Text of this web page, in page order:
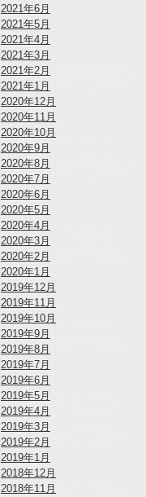
2021年6月
2021年5月
2021年4月
2021年3月
2021年2月
2021年1月
2020年12月
2020年11月
2020年10月
2020年9月
2020年8月
2020年7月
2020年6月
2020年5月
2020年4月
2020年3月
2020年2月
2020年1月
2019年12月
2019年11月
2019年10月
2019年9月
2019年8月
2019年7月
2019年6月
2019年5月
2019年4月
2019年3月
2019年2月
2019年1月
2018年12月
2018年11月